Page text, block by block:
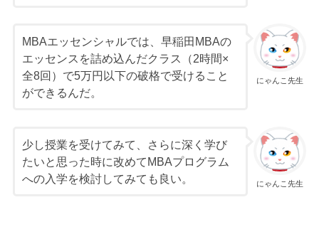
にゃんこ先生
MBAエッセンシャルでは、早稲田MBAの
エッセンスを詰め込んだクラス（2時間×
全8回）で5万円以下の破格で受けること
ができるんだ。
にゃんこ先生
少し授業を受けてみて、さらに深く学び
たいと思った時に改めてMBAプログラム
への入学を検討してみても良い。